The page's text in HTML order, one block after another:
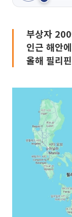
부상자
인근 해안
올해 필리